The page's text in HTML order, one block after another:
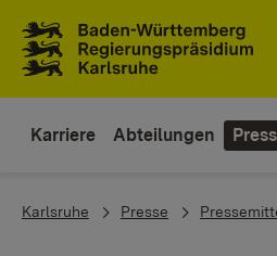
Karriere Abteilungen
You are here:
Karlsruhe Presse